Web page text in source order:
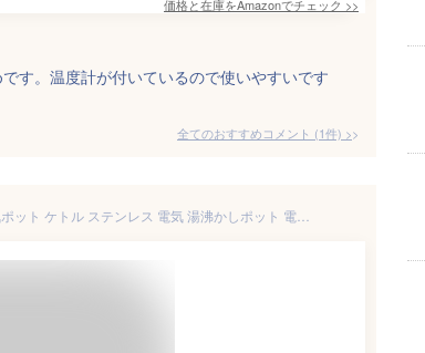
価格と在庫をAmazonでチェック >>
す。温度計が付いているので使いやすいです
全てのおすすめコメント (1件) >